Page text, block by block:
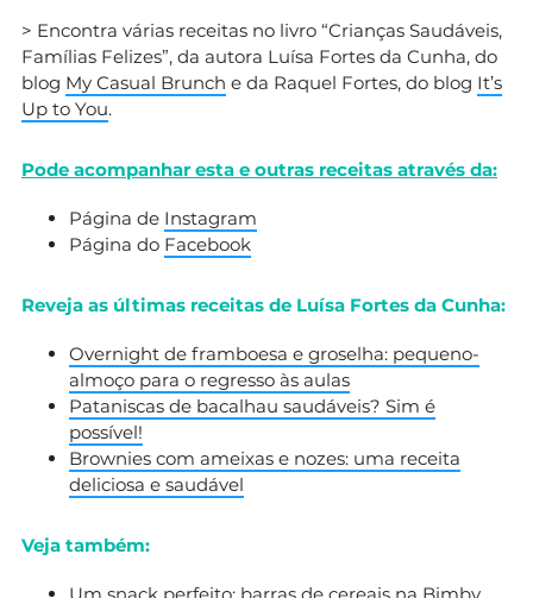
> Encontra várias receitas no livro “Crianças Saudáveis,
Famílias Felizes”, da autora Luísa Fortes da Cunha, do
blog My Casual Brunch e da Raquel Fortes, do blog It’s
Up to You.
Pode acompanhar esta e outras receitas através da:
Página de Instagram
Página do Facebook
Reveja as últimas receitas de Luísa Fortes da Cunha:
Overnight de framboesa e groselha: pequeno-
almoço para o regresso às aulas
Pataniscas de bacalhau saudáveis? Sim é
possível!
Brownies com ameixas e nozes: uma receita
deliciosa e saudável
Veja também:
Um snack perfeito: barras de cereais na Bimby